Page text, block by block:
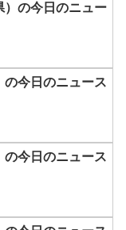
）の今日のニュー
今日のニュース
今日のニュース